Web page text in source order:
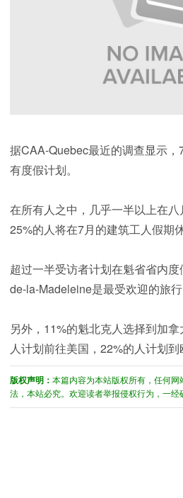
据CAA-Quebec最近的调查显示
有度假计划。
在所有人之中，几乎一半以上在
25%的人将在7月的建筑工人假期休
超过一半受访者计划在魁省省内
de-la-Madeleine是最受欢迎的旅行
另外，11%的魁北克人选择到加
人计划前往美国，22%的人计划到
版权声明： 本篇内容为本站版权所有，任何
法，本站必究。欢迎读者举报侵权行为，一经